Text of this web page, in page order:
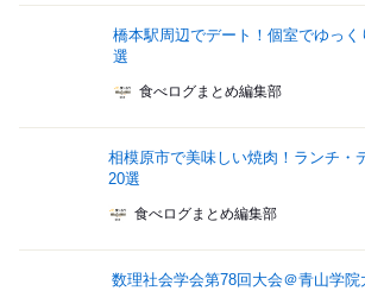
橋本駅周辺でデート！個室でゆっ
選
食べログまとめ編集部
相模原市で美味しい焼肉！ランチ・
20選
食べログまとめ編集部
数理社会学会第78回大会＠青山学